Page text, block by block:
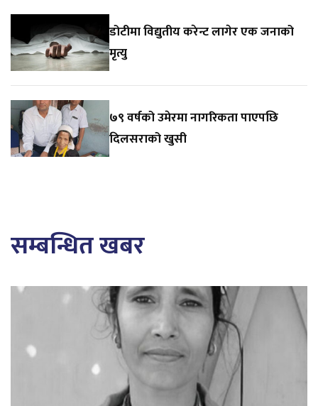
डोटीमा विद्युतीय करेन्ट लागेर एक जनाको
मृत्यु
७९ वर्षको उमेरमा नागरिकता पाएपछि
दिलसराको खुसी
सम्बन्धित खबर